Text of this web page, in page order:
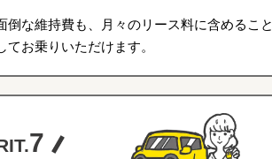
倒な維持費も、月々のリース料に含めること
てお乗りいただけます。
7